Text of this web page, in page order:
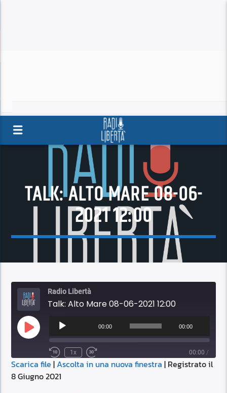
TALK: ALTO MARE 08-06-
2021 12:00
Radio Libertà
Talk: Alto Mare 08-06-2021 12:00
Play
Episode
Audio
Player
00:00 00:00
1x 00:00 /
SUBSCRIBE SHARE
Apple Podcasts
SHARE
Scarica file |Ascolta in una nuova finestra | Registrato il
8 Giugno 2021